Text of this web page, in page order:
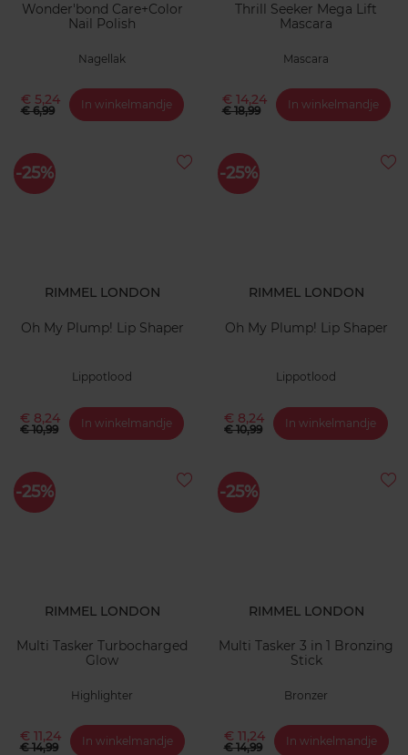
Wonder'bond Care+Color
Nail Polish
Nagellak
€ 5,24
€ 6,99 In winkelmandje
Thrill Seeker Mega Lift
Mascara
Mascara
€ 14,24
€ 18,99 In winkelmandje
-25%
RIMMEL LONDON
Oh My Plump! Lip Shaper
Lippotlood
€ 8,24
€ 10,99 In winkelmandje
-25%
RIMMEL LONDON
Oh My Plump! Lip Shaper
Lippotlood
€ 8,24
€ 10,99 In winkelmandje
-25%
RIMMEL LONDON
Multi Tasker Turbocharged
Glow
Highlighter
€ 11,24
€ 14,99 In winkelmandje
-25%
RIMMEL LONDON
Multi Tasker 3 in 1 Bronzing
Stick
Bronzer
€ 11,24
€ 14,99 In winkelmandje